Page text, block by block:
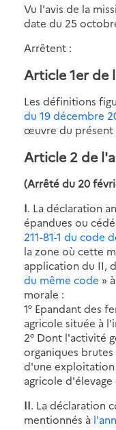
Vu l'avis de la
date du 25
Arrêtent :
Article 1er de
Les définitions
du 19 décembre
œuvre du présent
Article 2 de
(Arrêté du 20
I. La déclaration
épandues ou
211-81-1 du code
la zone où cette
application du II,
du même code »
morale :
1° Epandant des
agricole située à
2° Dont l'activité
organiques
d'une
agricole
II. La déclaration
mentionnés à